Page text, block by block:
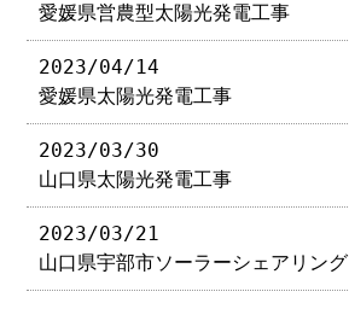
愛媛県営農型太陽光発電工事
2023/04/14
愛媛県太陽光発電工事
2023/03/30
山口県太陽光発電工事
2023/03/21
山口県宇部市ソーラーシェアリング